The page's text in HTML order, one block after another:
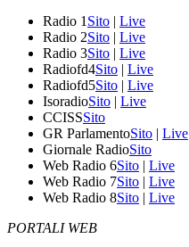
Radio 1 Sito | Live
Radio 2Sito | Live
Radio 3Sito | Live
Radiofd4Sito | Live
Radiofd5Sito | Live
IsoradioSito | Live
CCISSSito
GR ParlamentoSito | Live
Giornale RadioSito
Web Radio 6Sito | Live
Web Radio 7Sito | Live
Web Radio 8Sito | Live
PORTALI WEB